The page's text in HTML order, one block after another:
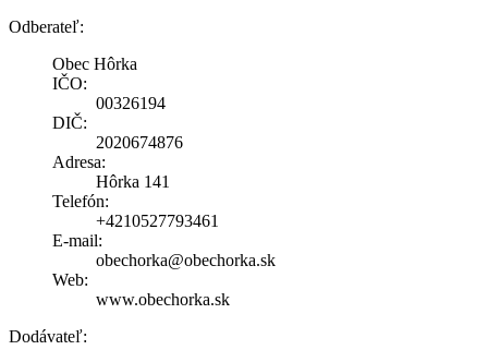
Odberateľ:
Obec Hôrka
IČO:
00326194
DIČ:
2020674876
Adresa:
Hôrka 141
Telefón:
+4210527793461
E-mail:
obechorka@obechorka.sk
Web:
www.obechorka.sk
Dodávateľ: